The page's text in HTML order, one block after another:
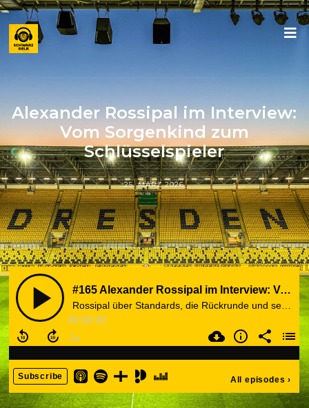
Alexander Rossipal im Interview:
Vom Sorgenkind zum
Schlüsselspieler
25. MÄRZ 2026